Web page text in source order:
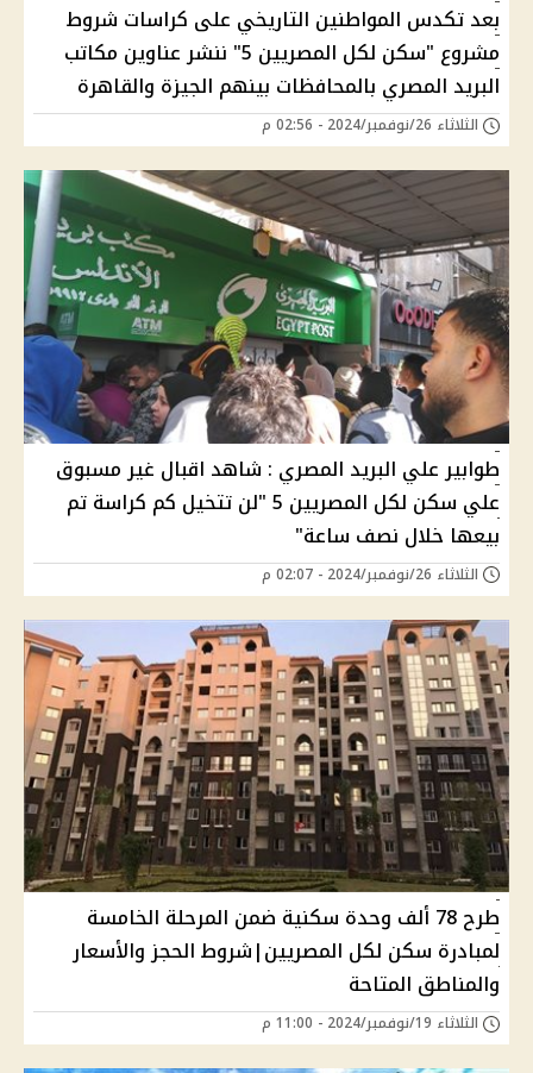
بعد تكدس المواطنين التاريخي على كراسات شروط
مشروع "سكن لكل المصريين 5" ننشر عناوين مكاتب
البريد المصري بالمحافظات بينهم الجيزة والقاهرة
الثلاثاء 26/نوفمبر/2024 - 02:56 م
طوابير علي البريد المصري : شاهد اقبال غير مسبوق
علي سكن لكل المصريين 5 "لن تتخيل كم كراسة تم
بيعها خلال نصف ساعة"
الثلاثاء 26/نوفمبر/2024 - 02:07 م
طرح 78 ألف وحدة سكنية ضمن المرحلة الخامسة
لمبادرة سكن لكل المصريين|شروط الحجز والأسعار
والمناطق المتاحة
الثلاثاء 19/نوفمبر/2024 - 11:00 م